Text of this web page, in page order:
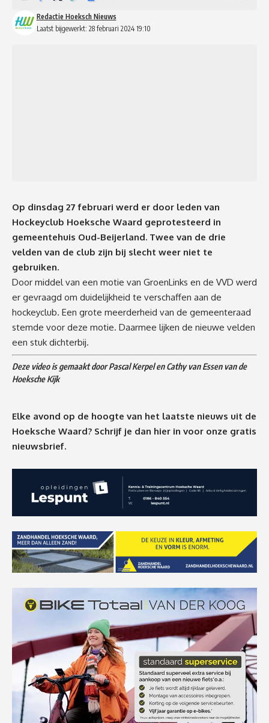
Laatst bijgewerkt: 28 februari 2024 19:10
Redactie Hoeksch Nieuws
Op dinsdag 27 februari werd er door leden van
Hockeyclub Hoeksche Waard geprotesteerd in
gemeentehuis Oud-Beijerland. Twee van de drie
velden van de club zijn bij slecht weer niet te
gebruiken.
Door middel van een motie van GroenLinks en de VVD werd
er gevraagd om duidelijkheid te verschaffen aan de
hockeyclub. Een grote meerderheid van de gemeenteraad
stemde voor deze motie. Daarmee lijken de nieuwe velden
een stuk dichterbij.
Deze video is gemaakt door Pascal Kerpel en Cathy van Essen van de
Hoeksche Kijk
Elke avond op de hoogte van het laatste nieuws uit de
Hoeksche Waard? Schrijf je dan hier in voor onze gratis
nieuwsbrief.